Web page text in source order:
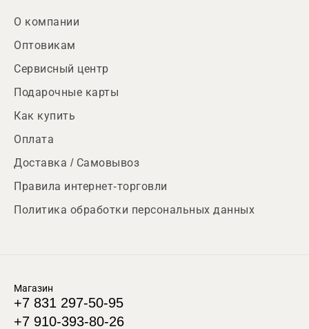
О компании
Оптовикам
Сервисный центр
Подарочные карты
Как купить
Оплата
Доставка / Самовывоз
Правила интернет-торговли
Политика обработки персональных данных
Магазин
+7 831 297-50-95
+7 910-393-80-26